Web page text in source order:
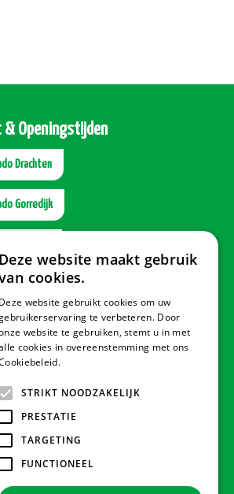
& Openingstijden
Drachten
Gorredijk
Wolvega
Deze website maakt gebruik
cookies.
Deze website gebruikt cookies om uw
te verbeteren. Door
website te gebruiken, stemt u in met
cookies in overeenstemming met ons
STRIKT NOODZAKELIJK
PRESTATIE
TARGETING
FUNCTIONEEL